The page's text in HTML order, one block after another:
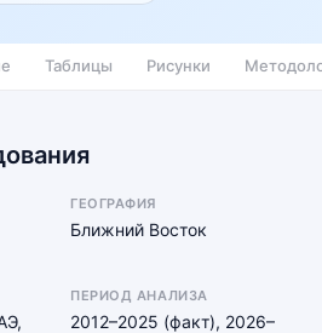
Таблицы Рисунки
ГЕОГРАФИЯ
Ближний Восток
ПЕРИОД АНАЛИЗА
2012–2025 (факт), 2026–